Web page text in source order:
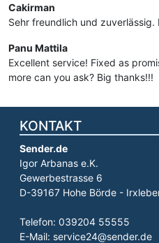
Cakirman
Sehr freundlich und zuverlässig.
Panu Mattila
Excellent service! Fixed as
more can you ask? Big thanks!!!
KONTAKT
Sender.de
Igor Arbanas e.K.
Gewerbestrasse 6
D-39167 Hohe Börde -
Telefon: 039204 55555
E-Mail: service24@sender.de